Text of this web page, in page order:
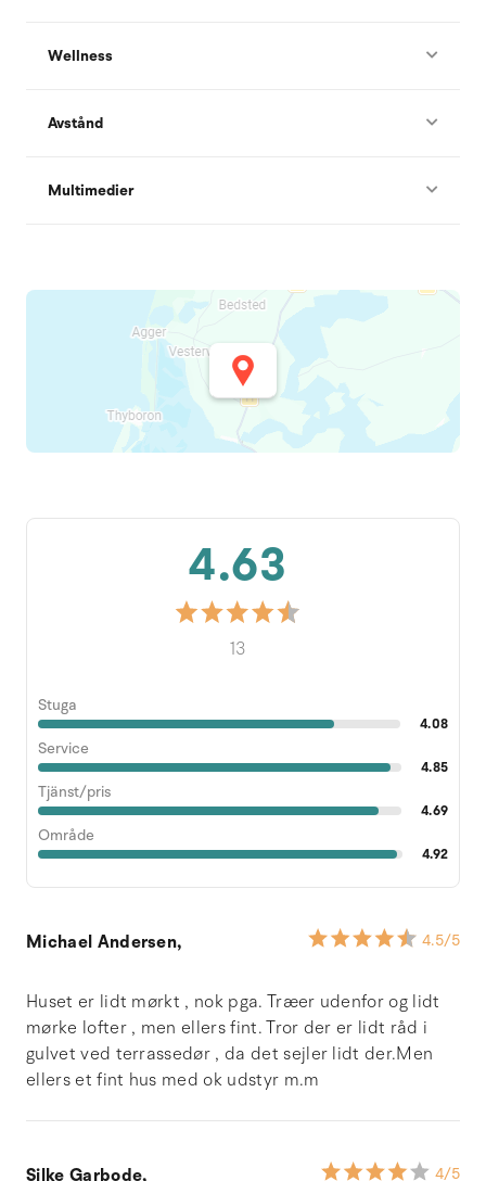
Wellness
Avstånd
Multimedier
4.63
13
Stuga
4.08
Service
4.85
Tjänst/pris
4.69
Område
4.92
Michael Andersen, 4.5/5
Huset er lidt mørkt , nok pga. Træer udenfor og lidt
mørke lofter , men ellers fint. Tror der er lidt råd i
gulvet ved terrassedør , da det sejler lidt der.Men
ellers et fint hus med ok udstyr m.m
Silke Garbode, 4/5